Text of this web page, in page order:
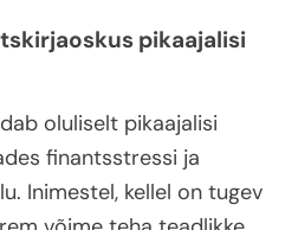
pikaajalisi
oluliselt pikaajalisi
finantsstressi ja
Inimestel, kellel on tugev